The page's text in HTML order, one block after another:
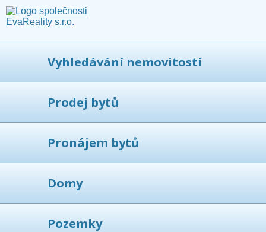
Vyhledávání nemovitostí
Prodej bytů
Pronájem bytů
Domy
Pozemky